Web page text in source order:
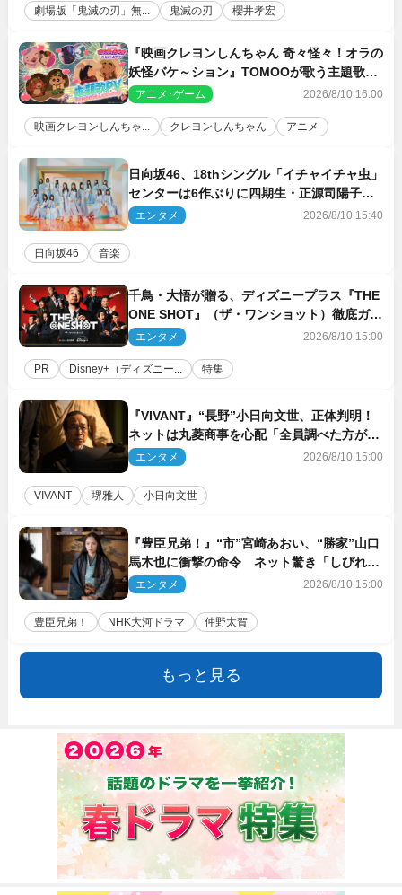
劇場版「鬼滅の刃」無... 鬼滅の刃 櫻井孝宏
『映画クレヨンしんちゃん 奇々怪々！オラの
妖怪バケ～ション』TOMOOが歌う主題歌
「大人になったら」PV解禁
アニメ･ゲーム 2026/8/10 16:00
映画クレヨンしんちゃ... クレヨンしんちゃん アニメ
日向坂46、18thシングル「イチャイチャ虫」
センターは6作ぶりに四期生・正源司陽子
新ビジュアル解禁
エンタメ 2026/8/10 15:40
日向坂46 音楽
千鳥・大悟が贈る、ディズニープラス『THE
ONE SHOT』（ザ・ワンショット）徹底ガイ
ド！ 今のお笑い界に一石を投じる“真の笑
エンタメ 2026/8/10 15:00
PR Disney+（ディズニー... 特集
『VIVANT』“長野”小日向文世、正体判明！
ネットは丸菱商事を心配「全員調べた方がい
い」「魔境すぎん？？」
エンタメ 2026/8/10 15:00
VIVANT 堺雅人 小日向文世
『豊臣兄弟！』“市”宮崎あおい、“勝家”山口
馬木也に衝撃の命令 ネット驚き「しびれた
なぁ」「激アツ!!」（ネタバレあり）
エンタメ 2026/8/10 15:00
豊臣兄弟！ NHK大河ドラマ 仲野太賀
もっと見る